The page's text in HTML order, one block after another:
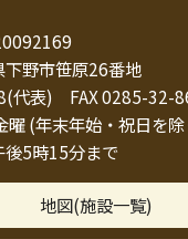
野市笹原26番地
代表) FAX 0285-32-
曜 (年末年始・祝日を
5時15分まで
地図(施設一覧)